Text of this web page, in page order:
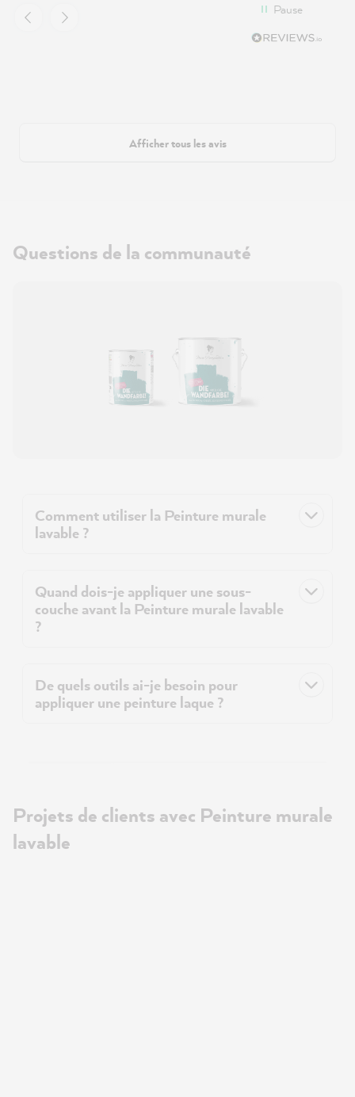
Pause
Afficher tous les avis
Questions de la communauté
Comment utiliser la Peinture murale
lavable ?
Quand dois-je appliquer une sous-
couche avant la Peinture murale lavable
?
De quels outils ai-je besoin pour
appliquer une peinture laque ?
Projets de clients avec Peinture murale
lavable